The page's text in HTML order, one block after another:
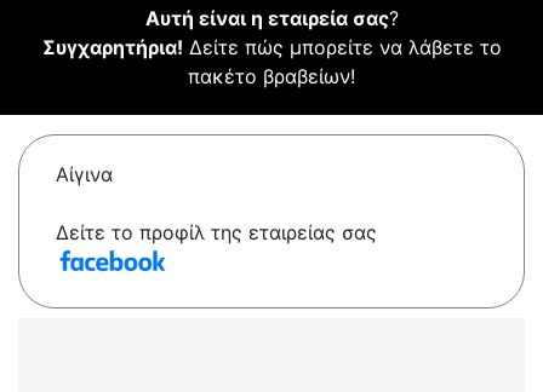
Αυτή είναι η εταιρεία σας?
Συγχαρητήρια! Δείτε πώς μπορείτε να λάβετε το
πακέτο βραβείων!
Αίγινα
Δείτε το προφίλ της εταιρείας σας